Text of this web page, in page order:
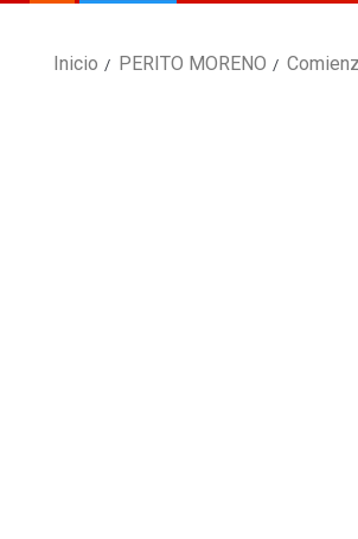
Inicio PERITO MORENO